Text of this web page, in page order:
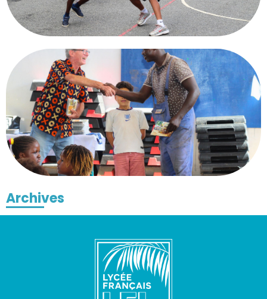
Archives